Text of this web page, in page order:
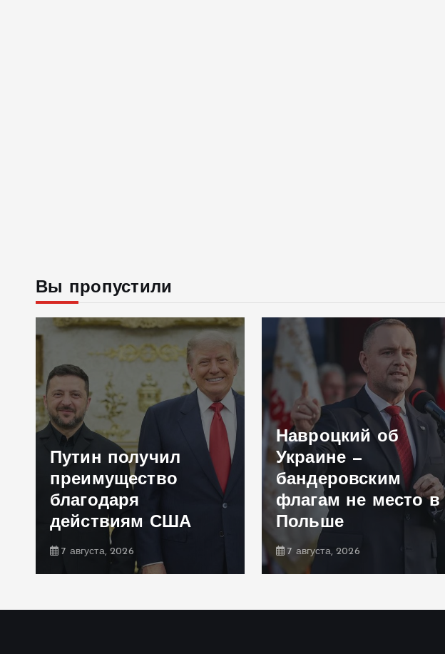
Вы пропустили
Путин получил
преимущество
благодаря
действиям США
7 августа, 2026
Навроцкий об
Украине —
бандеровским
флагам не место в
Польше
7 августа, 2026